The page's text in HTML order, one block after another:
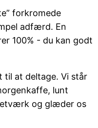
forkromede
adfærd. En
100% - du kan godt
til at deltage. Vi står
lunt
og glæder os